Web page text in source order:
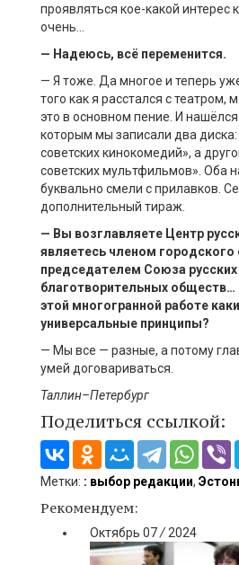
проявляться кое-какой интерес
очень…
— Надеюсь, всё переменится.
— Я тоже. Да многое и теперь
того как я расстался с театром,
это в основном пение. И
которым мы записали два
советских кинокомедий», а
советских мультфильмов». Оба
буквально смели с прилавков.
дополнительный тираж.
— Вы возглавляете Центр
являетесь членом городского
председателем Союза
благотворительных обществ…
этой многогранной работе
универсальные принципы?
— Мы все — разные, а потому
умей договариваться.
Таллин–Петербург
Поделиться ссылкой:
Метки: : выбор редакции,
Рекомендуем:
Октябрь 07/2024